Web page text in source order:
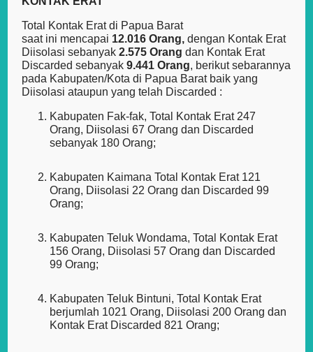
Total Kontak Erat di Papua Barat
saat ini mencapai 12.016 Orang,dengan Kontak Erat
Diisolasi sebanyak 2.575 Orangdan Kontak Erat
Discarded sebanyak 9.441 Orang, berikut sebarannya
pada Kabupaten/Kota di Papua Barat baik yang
Diisolasi ataupun yang telah Discarded :
Kabupaten Fak-fak, Total Kontak Erat 247
Orang, Diisolasi 67 Orang dan Discarded
sebanyak 180 Orang;
Kabupaten Kaimana Total Kontak Erat 121
Orang, Diisolasi 22 Orang dan Discarded 99
Orang;
Kabupaten Teluk Wondama, Total Kontak Erat
156 Orang, Diisolasi 57 Orang dan Discarded
99 Orang;
Kabupaten Teluk Bintuni, Total Kontak Erat
berjumlah 1021 Orang, Diisolasi 200 Orang dan
Kontak Erat Discarded 821 Orang;